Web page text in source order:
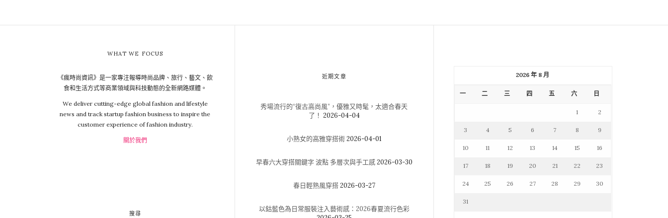
WHAT WE FOCUS
《瘋時尚資訊》是一家專注報導時尚品牌、旅行、藝文、飲
食和生活方式等商業領域與科技動態的全新網路媒體。
We deliver cutting-edge global fashion and lifestyle
news and track startup fashion business to inspire the
customer experience of fashion industry.
關於我們
搜尋
近期文章
秀場流行的“復古高尚風”，優雅又時髦，太適合春天
了！ 2026-04-04
小熟女的高雅穿搭術2026-04-01
早春六大穿搭關鍵字 波點 多層次與手工感2026-03-30
春日輕熟風穿搭2026-03-27
以鈷藍色為日常服裝注入藝術感：2026春夏流行色彩
2026 年 8 月
一 二 三 四 五 六 日
1 2
3 4 5 6 7 8 9
10 11 12 13 14 15 16
17 18 19 20 21 22 23
24 25 26 27 28 29 30
31